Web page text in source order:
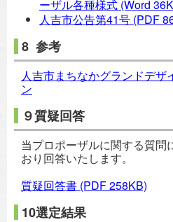
ーザル各種様式 (Word
人吉市公告第41号 (PDF
8 参考
人吉市まちなかグランドデザ
ン
９質疑回答
当プロポーザルに関する質問
おり回答いたします。
質疑回答書 (PDF 258KB)
10選定結果